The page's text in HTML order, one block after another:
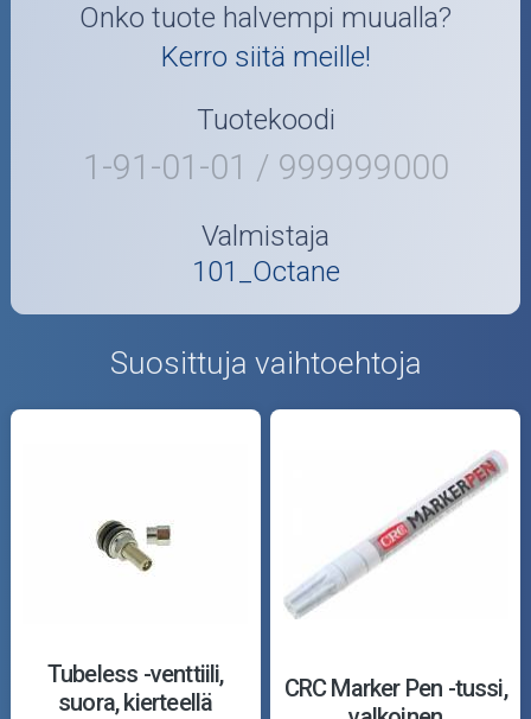
Onko tuote halvempi muualla?
Kerro siitä meille!
Tuotekoodi
1-91-01-01 / 999999000
Valmistaja
101_Octane
Suosittuja vaihtoehtoja
Tubeless -venttiili,
suora, kierteellä
CRC Marker Pen -tussi,